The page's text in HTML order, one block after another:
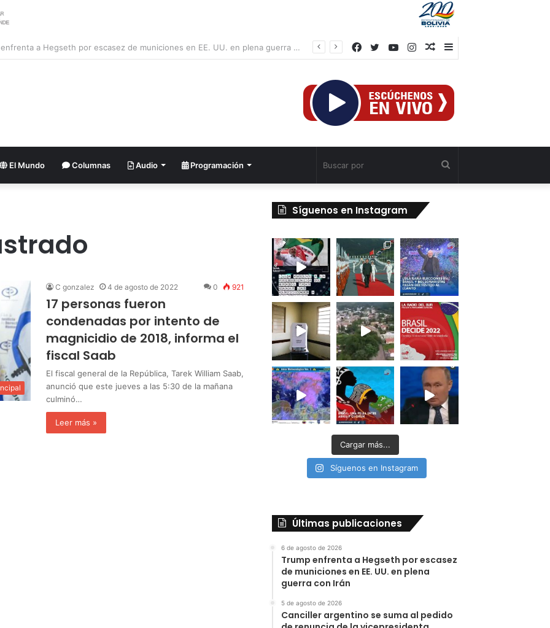
argentino se suma al pedido de renuncia de la vicepresidenta Villarruel
Barra
Publicación
azar
Instagram
YouTube
Twitter
Facebook
El Mundo Columnas Audio Programación
C gonzalez 4 de agosto de 2022 0 921
17 personas fueron
condenadas por intento de
magnicidio de 2018, informa el
fiscal Saab
El fiscal general de la República, Tarek William Saab,
anunció que este jueves a las 5:30 de la mañana
culminó…
Leer más »
Síguenos en Instagram
Cargar más...
Síguenos en Instagram
Últimas publicaciones
6 de agosto de 2026
Trump enfrenta a Hegseth por escasez
de municiones en EE. UU. en plena
guerra con Irán
5 de agosto de 2026
Canciller argentino se suma al pedido